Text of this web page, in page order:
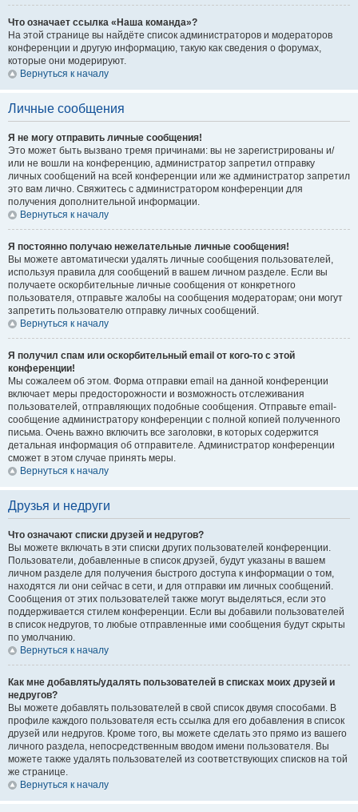
Что означает ссылка «Наша команда»?
На этой странице вы найдёте список администраторов и модераторов
конференции и другую информацию, такую как сведения о форумах,
которые они модерируют.
Вернуться к началу
Личные сообщения
Я не могу отправить личные сообщения!
Это может быть вызвано тремя причинами: вы не зарегистрированы и/
или не вошли на конференцию, администратор запретил отправку
личных сообщений на всей конференции или же администратор запретил
это вам лично. Свяжитесь с администратором конференции для
получения дополнительной информации.
Вернуться к началу
Я постоянно получаю нежелательные личные сообщения!
Вы можете автоматически удалять личные сообщения пользователей,
используя правила для сообщений в вашем личном разделе. Если вы
получаете оскорбительные личные сообщения от конкретного
пользователя, отправьте жалобы на сообщения модераторам; они могут
запретить пользователю отправку личных сообщений.
Вернуться к началу
Я получил спам или оскорбительный email от кого-то с этой
конференции!
Мы сожалеем об этом. Форма отправки email на данной конференции
включает меры предосторожности и возможность отслеживания
пользователей, отправляющих подобные сообщения. Отправьте email-
сообщение администратору конференции с полной копией полученного
письма. Очень важно включить все заголовки, в которых содержится
детальная информация об отправителе. Администратор конференции
сможет в этом случае принять меры.
Вернуться к началу
Друзья и недруги
Что означают списки друзей и недругов?
Вы можете включать в эти списки других пользователей конференции.
Пользователи, добавленные в список друзей, будут указаны в вашем
личном разделе для получения быстрого доступа к информации о том,
находятся ли они сейчас в сети, и для отправки им личных сообщений.
Сообщения от этих пользователей также могут выделяться, если это
поддерживается стилем конференции. Если вы добавили пользователей
в список недругов, то любые отправленные ими сообщения будут скрыты
по умолчанию.
Вернуться к началу
Как мне добавлять/удалять пользователей в списках моих друзей и
недругов?
Вы можете добавлять пользователей в свой список двумя способами. В
профиле каждого пользователя есть ссылка для его добавления в список
друзей или недругов. Кроме того, вы можете сделать это прямо из вашего
личного раздела, непосредственным вводом имени пользователя. Вы
можете также удалять пользователей из соответствующих списков на той
же странице.
Вернуться к началу